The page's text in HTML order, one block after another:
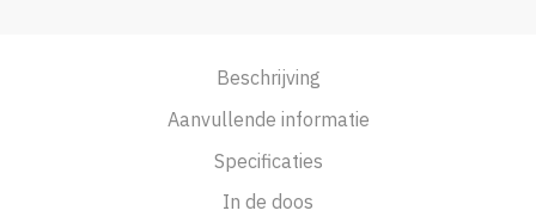
Beschrijving
Aanvullende informatie
Specificaties
In de doos